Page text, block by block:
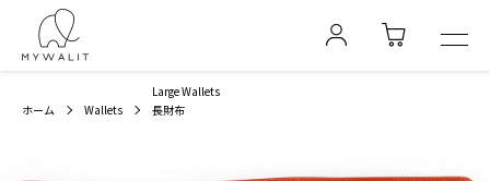
ホーム Wallets
Large Wallets
長財布